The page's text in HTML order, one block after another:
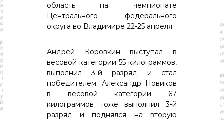
т
к
,
э
к
о
н
о
область на чемпионате
Центрального федерального
округа во Владимире 22-25 апреля.
Андрей Коровкин выступал в
весовой категории 55 килограммов,
выполнил 3-й разряд и стал
победителем. Александр Новиков
в весовой категории 67
килограммов тоже выполнил 3-й
разряд и поднялся на вторую